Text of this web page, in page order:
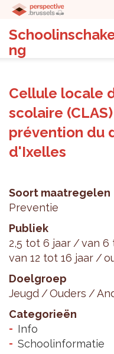
ng
Cellule locale
scolaire
prévention du
d'Ixelles
Soort maatregelen
Preventie
Publiek
2,5 tot 6 jaar
van 6
van 12 tot 16 jaar
Doelgroep
Jeugd
Ouders
Categorieën
Info
Schoolinformatie